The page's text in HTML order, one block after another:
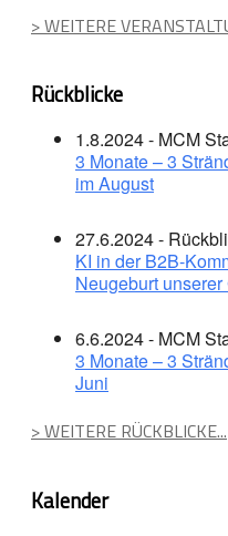
> WEITERE
Rückblicke
1.8.2024 - MCM
3 Monate – 3
im August
27.6.2024 -
KI in der B2B-
Neugeburt
6.6.2024 - MCM
3 Monate – 3
Juni
> WEITERE RÜCKBLICKE...
Kalender